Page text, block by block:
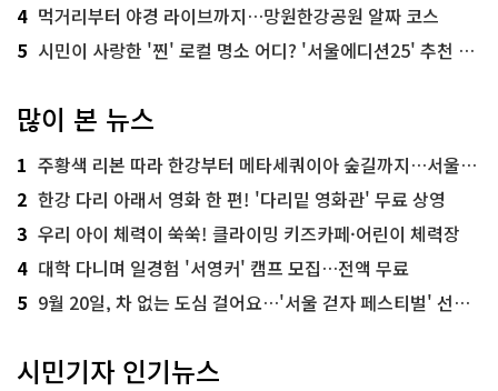
4 먹거리부터 야경 라이브까지…망원한강공원 알짜 코스
5 시민이 사랑한 '찐' 로컬 명소 어디? '서울에디션25' 추천 코스
많이 본 뉴스
1 주황색 리본 따라 한강부터 메타세쿼이아 숲길까지…서울둘레길 15코스
2 한강 다리 아래서 영화 한 편! '다리밑 영화관' 무료 상영
3 우리 아이 체력이 쑥쑥! 클라이밍 키즈카페·어린이 체력장
4 대학 다니며 일경험 '서영커' 캠프 모집…전액 무료
5 9월 20일, 차 없는 도심 걸어요…'서울 걷자 페스티벌' 선착순 5천명
시민기자 인기뉴스